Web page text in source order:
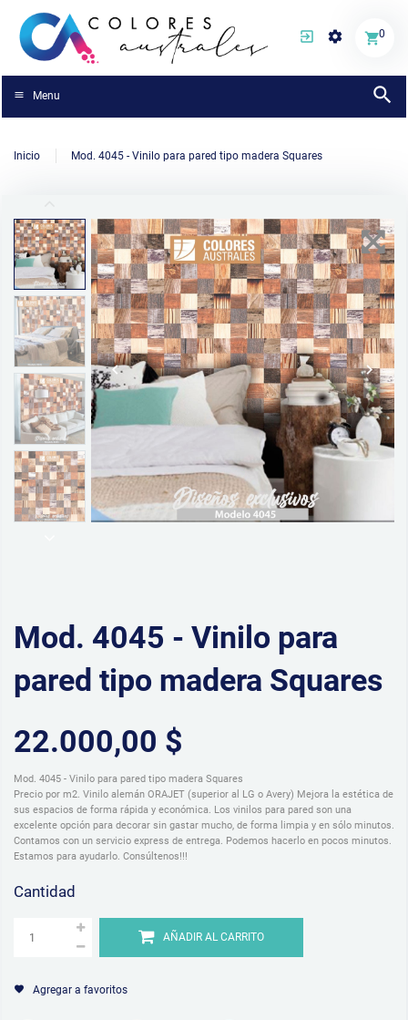
0
Menu
Inicio Mod. 4045 - Vinilo para pared tipo madera Squares
Mod. 4045 - Vinilo para
pared tipo madera Squares
22.000,00 $
Mod. 4045 - Vinilo para pared tipo madera Squares
Precio por m2. Vinilo alemán ORAJET (superior al LG o Avery) Mejora la estética de
sus espacios de forma rápida y económica. Los vinilos para pared son una
excelente opción para decorar sin gastar mucho, de forma limpia y en sólo minutos.
Contamos con un servicio express de entrega. Podemos hacerlo en pocos minutos.
Estamos para ayudarlo. Consúltenos!!!
Cantidad
AÑADIR AL CARRITO
Agregar a favoritos